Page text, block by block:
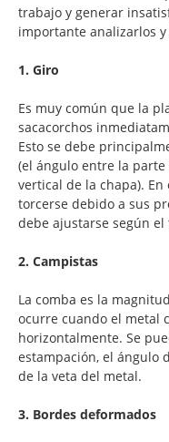
trabajo y generar
importante analizarlos
1. Giro
Es muy común que la
sacacorchos
Esto se debe
(el ángulo entre la
vertical de la chapa).
torcerse debido a sus
debe ajustarse según
2. Campistas
La comba es la
ocurre cuando el metal
horizontalmente. Se
estampación, el ángulo
de la veta del metal.
3. Bordes deformados